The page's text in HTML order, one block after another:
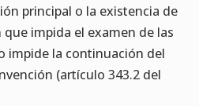
principal o la existencia de
impida el examen de las
impide la continuación del
(artículo 343.2 del